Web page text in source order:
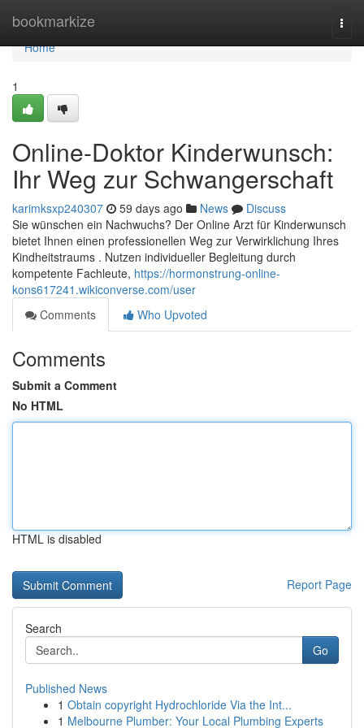
bookmarkize
Home
Home
1
Online-Doktor Kinderwunsch:
Ihr Weg zur Schwangerschaft
karimksxp240307 59 days ago News
Discuss
Sie wünschen ein Nachwuchs? Der Online Arzt für Kinderwunsch
bietet Ihnen einen professionellen Weg zur Verwirklichung Ihres
Kindheitstraums . Nutzen individueller Begleitung durch
kompetente Fachleute, https://hormonstrung-online-
kons617241.wikiconverse.com/user
Comments
Who Upvoted
Comments
Submit a Comment
No HTML
HTML is disabled
Report Page
Search
Go
Published News
1 Obtain copyright Hydrochloride Via the Int...
1 Melbourne Plumber: Your Local Plumbing Experts